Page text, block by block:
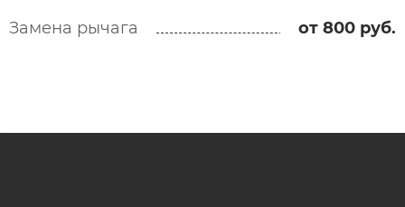
Замена рычага
от 800 руб.